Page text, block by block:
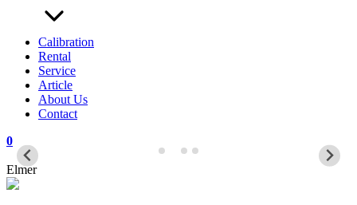
Calibration
Rental
Service
Article
About Us
Contact
0
Elmer